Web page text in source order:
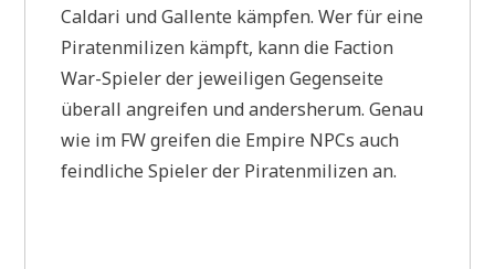
Caldari und Gallente kämpfen. Wer für eine
Piratenmilizen kämpft, kann die Faction
War-Spieler der jeweiligen Gegenseite
überall angreifen und andersherum. Genau
wie im FW greifen die Empire NPCs auch
feindliche Spieler der Piratenmilizen an.